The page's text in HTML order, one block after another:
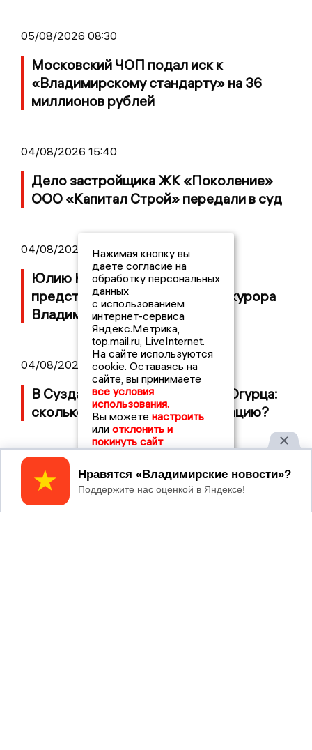
05/08/2026 08:30
Московский ЧОП подал иск к
«Владимирскому стандарту» на 36
миллионов рублей
04/08/2026 15:40
Дело застройщика ЖК «Поколение»
ООО «Капитал Строй» передали в суд
04/08/2026 11:36
Юлию Калистову официально
представили в должности прокурора
Владимирской области
04/08/2026 09:01
В Суздале прошёл Фестиваль Огурца:
сколько потратили на организацию?
ВЛАДИМИРСКИЕ
Нажимая кнопку вы
даете согласие на
обработку персональных
данных
с использованием
интернет-сервиса
Яндекс.Метрика,
top.mail.ru, LiveInternet.
На сайте используются
cookie. Оставаясь на
сайте, вы принимаете
все условия
использования.
Вы можете настроить
или отклонить и
покинуть сайт
Принять